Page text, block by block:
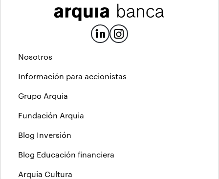
Nosotros
Información para accionistas
Grupo Arquia
Fundación Arquia
Blog Inversión
Blog Educación financiera
Arquia Cultura